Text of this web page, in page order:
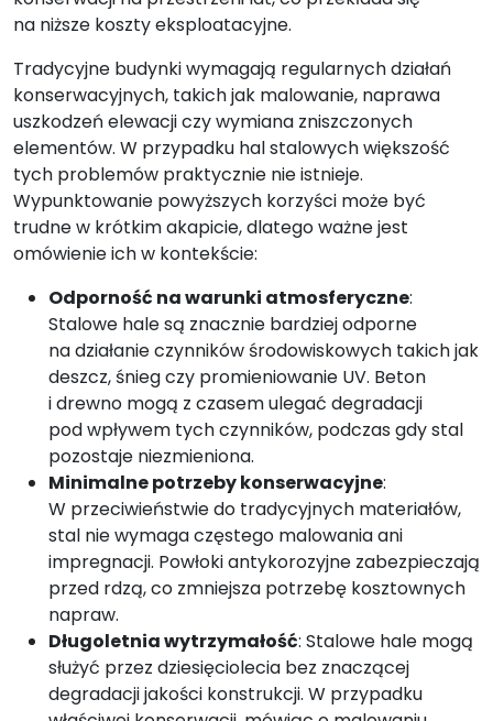
na niższe koszty eksploatacyjne.
Tradycyjne budynki wymagają regularnych działań
konserwacyjnych, takich jak malowanie, naprawa
uszkodzeń elewacji czy wymiana zniszczonych
elementów. W przypadku hal stalowych większość
tych problemów praktycznie nie istnieje.
Wypunktowanie powyższych korzyści może być
trudne w krótkim akapicie, dlatego ważne jest
omówienie ich w kontekście:
Odporność na warunki atmosferyczne:
Stalowe hale są znacznie bardziej odporne
na działanie czynników środowiskowych takich jak
deszcz, śnieg czy promieniowanie UV. Beton
i drewno mogą z czasem ulegać degradacji
pod wpływem tych czynników, podczas gdy stal
pozostaje niezmieniona.
Minimalne potrzeby konserwacyjne:
W przeciwieństwie do tradycyjnych materiałów,
stal nie wymaga częstego malowania ani
impregnacji. Powłoki antykorozyjne zabezpieczają
przed rdzą, co zmniejsza potrzebę kosztownych
napraw.
Długoletnia wytrzymałość: Stalowe hale mogą
służyć przez dziesięciolecia bez znaczącej
degradacji jakości konstrukcji. W przypadku